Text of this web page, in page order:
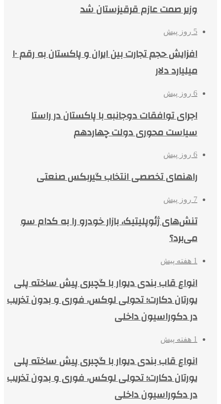
وزیر صمت عازم قرقیزستان شد
5 روز پیش
افزایش حجم تجارت بین ایران و پاکستان به رقم ۱۰
میلیارد دلار
6 روز پیش
اجرای توافقات دوجانبه با پاکستان در راستا
سیاست محوری دولت چهاردهم
6 روز پیش
راهنمای تخصصی انتخاب گیربکس صنعتی
7 روز پیش
تنش‌های ژئوپلیتیک، بازار خودرو را به کدام سو
می‌برد؟
1 هفته پیش
انواع قاب بندی دیوار با گچبری پیش ساخته پلی
یورتان دکارت؛ تحولی لوکس، فوری و بدون تخریب
در دکوراسیون داخلی
1 هفته پیش
انواع قاب بندی دیوار با گچبری پیش ساخته پلی
یورتان دکارت؛ تحولی لوکس، فوری و بدون تخریب
در دکوراسیون داخلی